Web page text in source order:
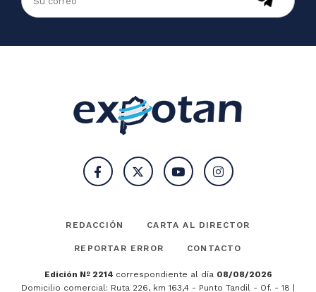
REDACCIÓN CARTA AL DIRECTOR
REPORTAR ERROR CONTACTO
Edición Nº 2214 correspondiente al día 08/08/2026
Domicilio comercial: Ruta 226, km 163,4 - Punto Tandil - Of. - 18 |